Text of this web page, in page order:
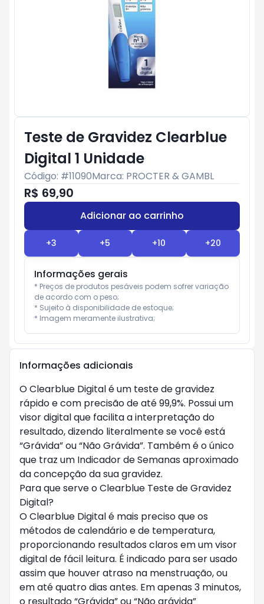
Teste de Gravidez Clearblue
Digital 1 Unidade
Código: #11090Marca: PROCTER & GAMBL
R$ 69,90
Adicionar ao carrinho
+3 +5 +10 +20
Informações gerais
* Preços de produtos pesáveis podem sofrer variação
de acordo com o peso;
* Sujeito à disponibilidade de estoque;
* Imagem meramente ilustrativa;
Informações adicionais
O Clearblue Digital é um teste de gravidez
rápido e com precisão de até 99,9%. Possui um
visor digital que facilita a interpretação do
resultado, dizendo literalmente se você está
“Grávida” ou “Não Grávida”. Também é o único
que traz um Indicador de Semanas aproximado
da concepção da sua gravidez.
Para que serve o Clearblue Teste de Gravidez
Digital?
O Clearblue Digital é mais preciso que os
métodos de calendário e de temperatura,
proporcionando resultados claros em um visor
digital de fácil leitura. É indicado para ser usado
assim que houver atraso na menstruação, ou
em até quatro dias antes. Em apenas 3 minutos,